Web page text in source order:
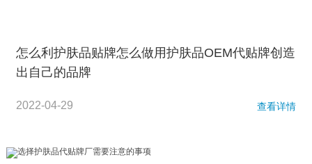
怎么利护肤品贴牌怎么做用护肤品OEM代贴牌创造
出自己的品牌
2022-04-29 查看详情